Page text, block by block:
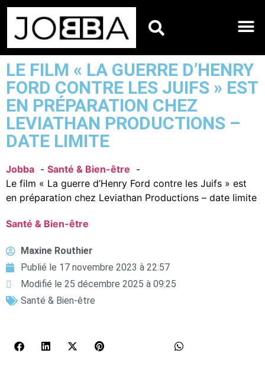
LE FILM « LA GUERRE D’HENRY
FORD CONTRE LES JUIFS » EST
EN PRÉPARATION CHEZ
LEVIATHAN PRODUCTIONS –
DATE LIMITE
Jobba
Santé & Bien-être
Le film « La guerre d’Henry Ford contre les Juifs » est
en préparation chez Leviathan Productions – date limite
Santé & Bien-être
Maxine Routhier
Publié le 17 novembre 2023 à 22:57
Modifié le 25 décembre 2025 à 09:25
Santé & Bien-être